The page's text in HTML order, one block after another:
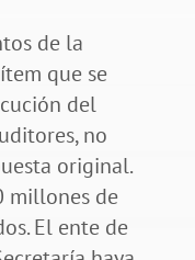
de la
que se
del
no
original.
millones de
El ente de